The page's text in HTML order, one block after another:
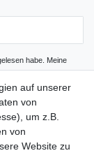
habe. Meine
sich um ein Pflichtfeld.
auf unserer
von
um z.B.
von
Website zu